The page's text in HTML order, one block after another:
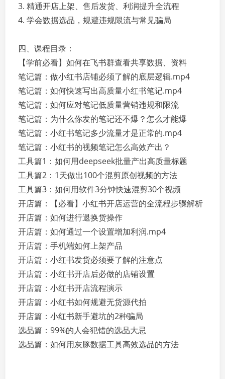
3. 精通开店上架、售后发货、利润提升全流程
4. 学会数据选品，规避违规限流与常见骗局
四、课程目录：
【学前必看】如何在飞书群查看共享数据、资料
笔记篇：做小红书店铺必须了解的底层逻辑.mp4
笔记篇：如何快速写出高质量小红书笔记.mp4
笔记篇：如何应对笔记低质量营销违规和限流
笔记篇：为什么你发的笔记还不爆？怎么才能爆
笔记篇：小红书笔记多少流量才是正常的.mp4
笔记篇：小红书的视频笔记怎么高效产出？
工具篇1：如何用deepseek批量产出高质量标题
工具篇2：1天做出100个混剪原创视频的方法
工具篇3：如何用软件3分钟快速混剪30个视频
开店篇：【必看】小红书开店运营的全流程步骤解析
开店篇：如何进行退换货操作
开店篇：如何通过一个设置增加利润.mp4
开店篇：手机端如何上架产品
开店篇：小红书发货必须要了解的注意点
开店篇：小红书开店后必做的店铺设置
开店篇：小红书开店流程演示
开店篇：小红书如何规避无货源代拍
开店篇：小红书新手避坑的2种骗局
选品篇：99%的人会犯错的选品大忌
选品篇：如何用灰豚数据工具高效选品的方法